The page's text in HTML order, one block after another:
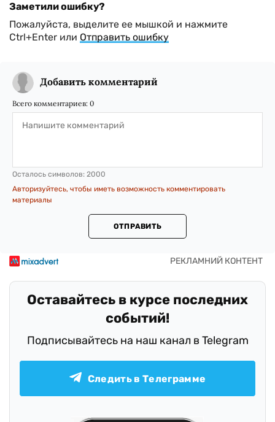
Заметили ошибку?
Пожалуйста, выделите ее мышкой и нажмите
Ctrl+Enter или Отправить ошибку
Добавить комментарий
Всего комментариев: 0
Осталось символов: 2000
Авторизуйтесь, чтобы иметь возможность комментировать
материалы
ОТПРАВИТЬ
Оставайтесь в курсе последних
событий!
Подписывайтесь на наш канал в Telegram
Следить в Телеграмме